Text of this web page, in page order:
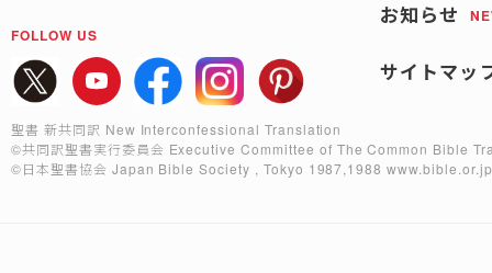
FOLLOW US
お知らせ
サイトマッ
聖書 新共同訳 New Interconfessional Translation
©共同訳聖書実行委員会 Executive Committee of The Common Bible
©日本聖書協会 Japan Bible Society , Tokyo 1987,1988www.bible.or.jp